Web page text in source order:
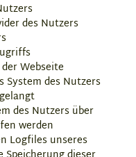
des Nutzers
Webseite
System des Nutzers
des Nutzers über
werden
Logfiles unseres